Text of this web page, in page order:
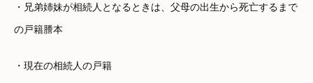
・兄弟姉妹が相続人となるときは、父母の出生から死亡するまで
の戸籍謄本
・現在の相続人の戸籍